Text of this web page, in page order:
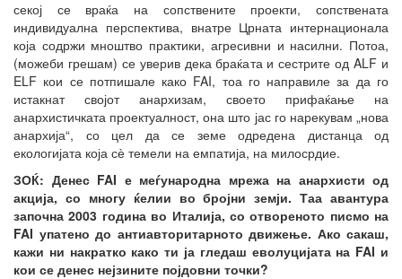
секој се враќа на сопствените проекти, сопствената
индивидуална перспектива, внатре Црната интернационала
која содржи мноштво практики, агресивни и насилни. Потоа,
(можеби грешам) се уверив дека браќата и сестрите од ALF и
ELF кои се потпишале како FAI, тоа го направиле за да го
истакнат својот анархизам, своето прифаќање на
анархистичката проектуалност, она што јас го нарекувам „нова
анархија“, со цел да се земе одредена дистанца од
екологијата која сѐ темели на емпатија, на милосрдие.
ЗОЌ: Денес FAI е меѓународна мрежа на анархисти од
акција, со многу ќелии во бројни земји. Таа авантура
започна 2003 година во Италија, со отвореното писмо на
FAI упатено до антиавторитарното движење. Ако сакаш,
кажи ни накратко како ти ја гледаш еволуцијата на FAI и
кои се денес нејзините појдовни точки?